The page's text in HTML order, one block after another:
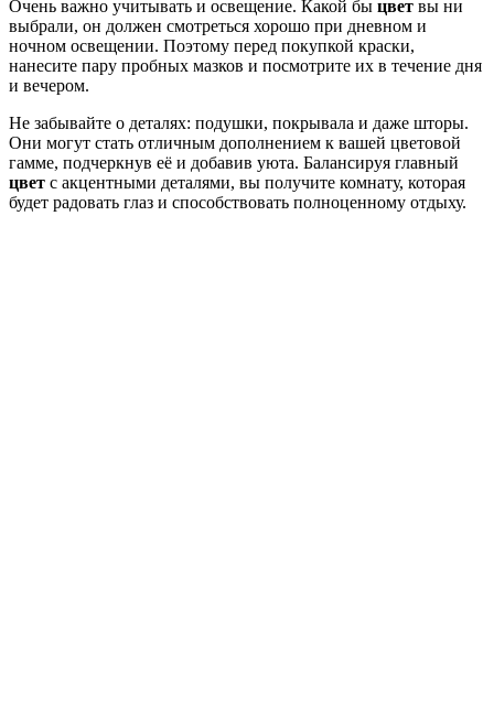
Очень важно учитывать и освещение. Какой бы цвет вы ни
выбрали, он должен смотреться хорошо при дневном и
ночном освещении. Поэтому перед покупкой краски,
нанесите пару пробных мазков и посмотрите их в течение дня
и вечером.
Не забывайте о деталях: подушки, покрывала и даже шторы.
Они могут стать отличным дополнением к вашей цветовой
гамме, подчеркнув её и добавив уюта. Балансируя главный
цвет с акцентными деталями, вы получите комнату, которая
будет радовать глаз и способствовать полноценному отдыху.